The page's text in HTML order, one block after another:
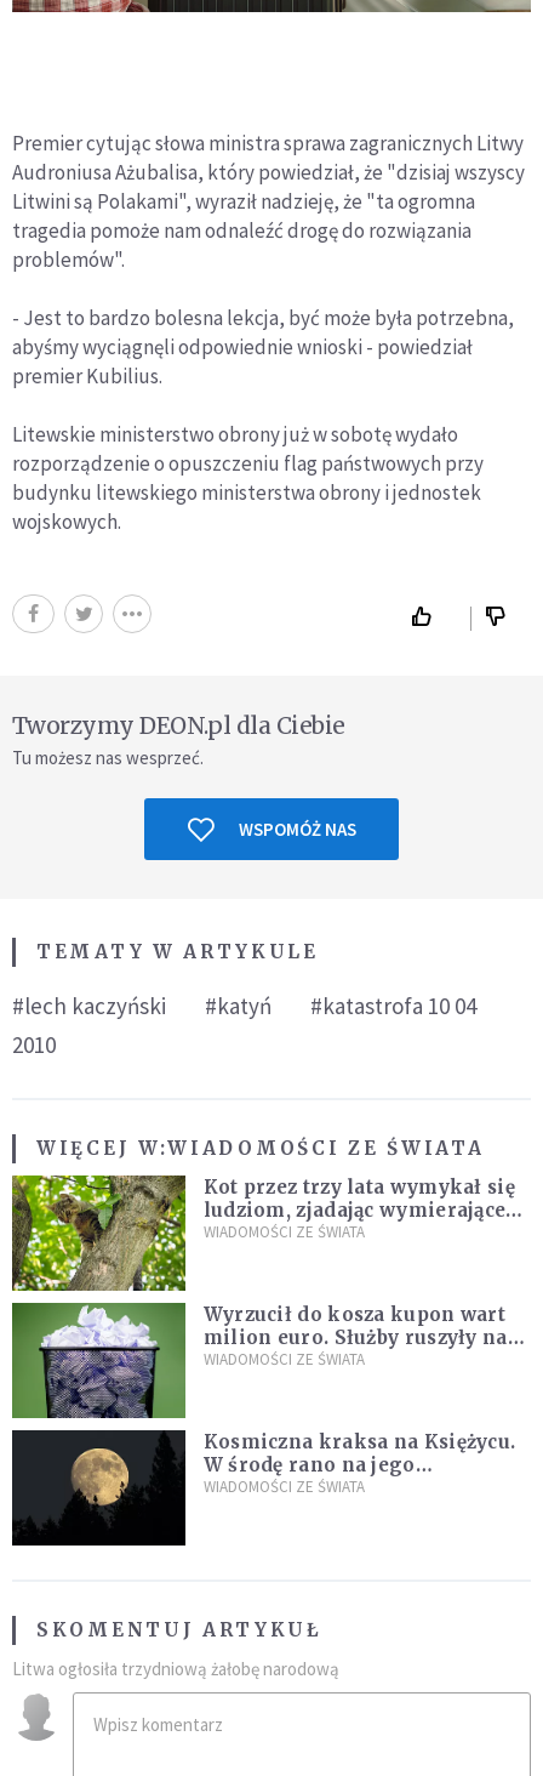
Premier cytując słowa ministra sprawa zagranicznych Litwy
Audroniusa Ażubalisa, który powiedział, że "dzisiaj wszyscy
Litwini są Polakami", wyraził nadzieję, że "ta ogromna
tragedia pomoże nam odnaleźć drogę do rozwiązania
problemów".
- Jest to bardzo bolesna lekcja, być może była potrzebna,
abyśmy wyciągnęli odpowiednie wnioski - powiedział
premier Kubilius.
Litewskie ministerstwo obrony już w sobotę wydało
rozporządzenie o opuszczeniu flag państwowych przy
budynku litewskiego ministerstwa obrony i jednostek
wojskowych.
Tworzymy DEON.pl dla Ciebie
Tu możesz nas wesprzeć.
WSPOMÓŻ NAS
TEMATY W ARTYKULE
#lech kaczyński #katyń
#katastrofa 10 04
2010
WIĘCEJ W:WIADOMOŚCI ZE ŚWIATA
Kot przez trzy lata wymykał się
ludziom, zjadając wymierające
kaczki. W końcu popełnił
WIADOMOŚCI ZE ŚWIATA
Wyrzucił do kosza kupon wart
milion euro. Służby ruszyły na
poszukiwania
WIADOMOŚCI ZE ŚWIATA
Kosmiczna kraksa na Księżycu.
W środę rano na jego
powierzchni dojdzie do
WIADOMOŚCI ZE ŚWIATA
SKOMENTUJ ARTYKUŁ
Litwa ogłosiła trzydniową żałobę narodową